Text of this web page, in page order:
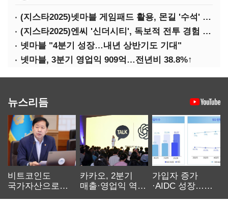
(지스타2025)넷마블 게임패드 활용, 몬길 '수석' 7대죄 '차석'
(지스타2025)엔씨 '신더시티', 독보적 전투 경험 필요
넷마블 "4분기 성장…내년 상반기도 기대"
넷마블, 3분기 영업익 909억…전년비 38.8%↑
뉴스리듬
비트코인도
국가자산으로…'
카카오, 2분기
매출·영업익 역대
가입자 증가
·AIDC 성장…